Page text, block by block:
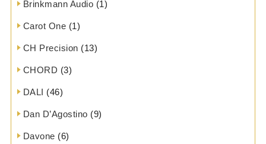
Brinkmann Audio (1)
Carot One (1)
CH Precision (13)
CHORD (3)
DALI (46)
Dan D’Agostino (9)
Davone (6)